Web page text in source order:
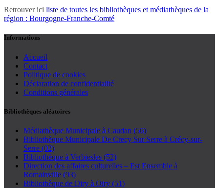
Retrouver ici liste de toutes les bibliothèques et médiathèques de la
région : Bourgogne-Franche-Comté
Informations
Accueil
Contact
Politique de cookies
Déclaration de confidentialité
Conditions générales
Bibliothèques aléatoires
Médiathèque Municipale à Caudan (56)
Bibliothèque Municipale De Crecy Sur Serre à Crécy-sur-
Serre (02)
Bibliothèque à Verbiesles (52)
Direction des affaires culturelles – Est Ensemble à
Romainville (93)
Bibliothèque de Oiry à Oiry (51)